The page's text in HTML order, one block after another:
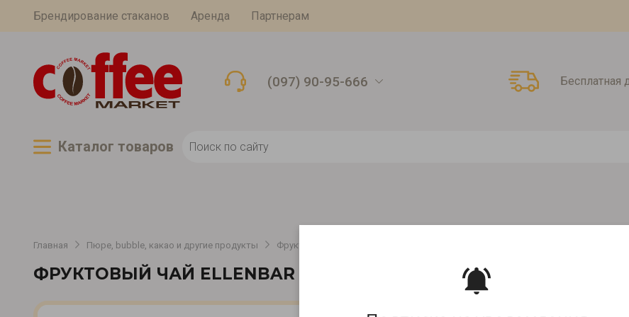
Брендирование стаканов Аренда Партнерам
(097) 90-95-666 Бесплатная
Каталог товаров
Главная Пюре, bubble, какао и другие продукты Фруктово-ягодные концентраты
ФРУКТОВЫЙ ЧАЙ ELLENBAR ОБЛЕПИХА 50Г